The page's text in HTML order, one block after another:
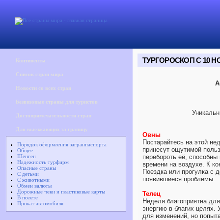
Континенты
Список стран мира
Новости со всех стран
Безвизовые страны для туристов
Достопримечательности стран
Для выезжающих за границу
Порядок оформления загранпаспорта
Общее
Шенген
Надежность турфирм
Опасные страны
С детьми
С животными
Обмен валюты
Дорожные чеки и пластиковые карты
В полете
Прокат автомобиля
ТУРГОРОСКОП С 10
Овны
Постарайтесь на этой
принесут ощутимой
перебороть её,
времени на воздухе. К
Поездка или прогулка с
появившиеся проблемы.
Телец
Неделя благоприятна
энергию в благих целях.
для изменений, но